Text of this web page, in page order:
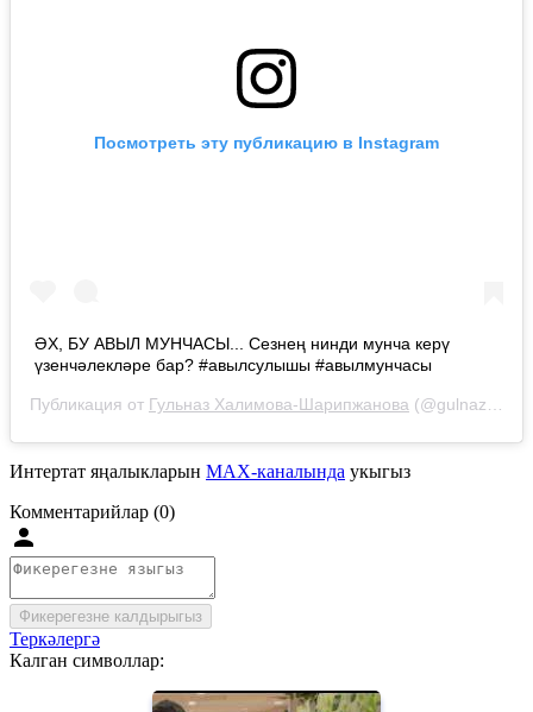
Посмотреть эту публикацию в Instagram
ӘХ, БУ АВЫЛ МУНЧАСЫ... Сезнең нинди мунча керү
үзенчәлекләре бар? #авылсулышы #авылмунчасы
Публикация от Гульназ Халимова-Шарипжанова (@gulnazshrp)
Интертат яңалыкларын MAX-каналында укыгыз
Комментарийлар (0)
Фикерегезне калдырыгыз
Теркәлергә
Калган символлар: